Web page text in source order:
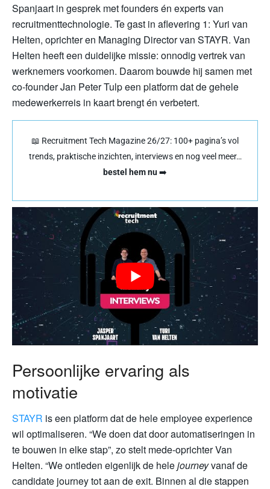
Spanjaart in gesprek met founders én experts van
recruitmenttechnologie. Te gast in aflevering 1: Yuri van
Helten, oprichter en Managing Director van STAYR. Van
Helten heeft een duidelijke missie: onnodig vertrek van
werknemers voorkomen. Daarom bouwde hij samen met
co-founder Jan Peter Tulp een platform dat de gehele
medewerkerreis in kaart brengt én verbetert.
📖 Recruitment Tech Magazine 26/27: 100+ pagina’s vol
trends, praktische inzichten, interviews en nog veel meer…
bestel hem nu➡️
Persoonlijke ervaring als
motivatie
STAYR is een platform dat de hele employee experience
wil optimaliseren. “We doen dat door automatiseringen in
te bouwen in elke stap”, zo stelt mede-oprichter Van
Helten. “We ontleden eigenlijk de helejourneyvanaf de
candidate journey tot aan de exit. Binnen al die stappen